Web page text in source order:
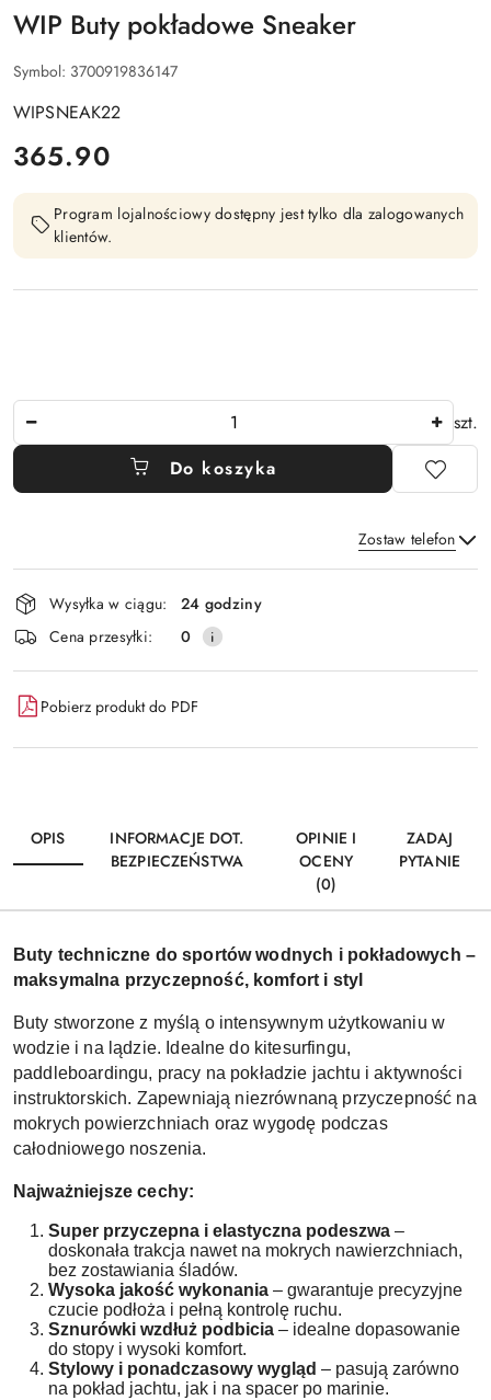
WIP Buty pokładowe Sneaker
Symbol: 3700919836147
WIPSNEAK22
cena:
365.90
Program lojalnościowy dostępny jest tylko dla zalogowanych
klientów.
szt.
Do koszyka
Zostaw telefon
Wyślij
Dostępność
i
dostawa
Wysyłka w ciągu:
24 godziny
Cena przesyłki:
0
Pobierz produkt do PDF
OPIS
INFORMACJE DOT.
BEZPIECZEŃSTWA
OPINIE I
OCENY
(0)
ZADAJ
PYTANIE
Buty techniczne do sportów wodnych i pokładowych –
maksymalna przyczepność, komfort i styl
Buty stworzone z myślą o intensywnym użytkowaniu w
wodzie i na lądzie. Idealne do kitesurfingu,
paddleboardingu, pracy na pokładzie jachtu i aktywności
instruktorskich. Zapewniają niezrównaną przyczepność na
mokrych powierzchniach oraz wygodę podczas
całodniowego noszenia.
Najważniejsze cechy:
Super przyczepna i elastyczna podeszwa –
doskonała trakcja nawet na mokrych nawierzchniach,
bez zostawiania śladów.
Wysoka jakość wykonania – gwarantuje precyzyjne
czucie podłoża i pełną kontrolę ruchu.
Sznurówki wzdłuż podbicia – idealne dopasowanie
do stopy i wysoki komfort.
Stylowy i ponadczasowy wygląd – pasują zarówno
na pokład jachtu, jak i na spacer po marinie.